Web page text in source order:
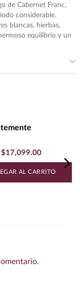
de Cabernet Franc,
considerable.
blancas, hierbas,
equilibrio y un
$17,099.00
AL CARRITO